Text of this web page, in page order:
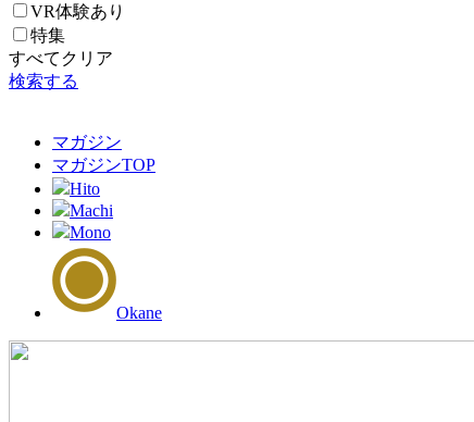
VR体験あり
特集
すべてクリア
検索する
マガジン
マガジンTOP
Hito
Machi
Mono
Okane